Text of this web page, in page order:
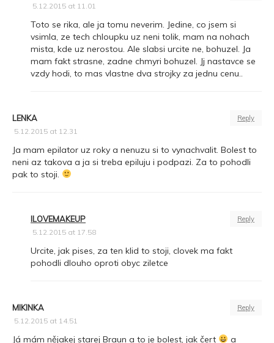
5.12.2015 at 11.01
Toto se rika, ale ja tomu neverim. Jedine, co jsem si
vsimla, ze tech chloupku uz neni tolik, mam na nohach
mista, kde uz nerostou. Ale slabsi urcite ne, bohuzel. Ja
mam fakt strasne, zadne chmyri bohuzel. Jj nastavce se
vzdy hodi, to mas vlastne dva strojky za jednu cenu..
Reply
LENKA
5.12.2015 at 12.31
Ja mam epilator uz roky a nenuzu si to vynachvalit. Bolest to
neni az takova a ja si treba epiluju i podpazi. Za to pohodli
pak to stoji.
Reply
ILOVEMAKEUP
5.12.2015 at 17.58
Urcite, jak pises, za ten klid to stoji, clovek ma fakt
pohodli dlouho oproti obyc ziletce
Reply
MIKINKA
5.12.2015 at 14.51
Já mám nějakej starej Braun a to je bolest, jak čert
a